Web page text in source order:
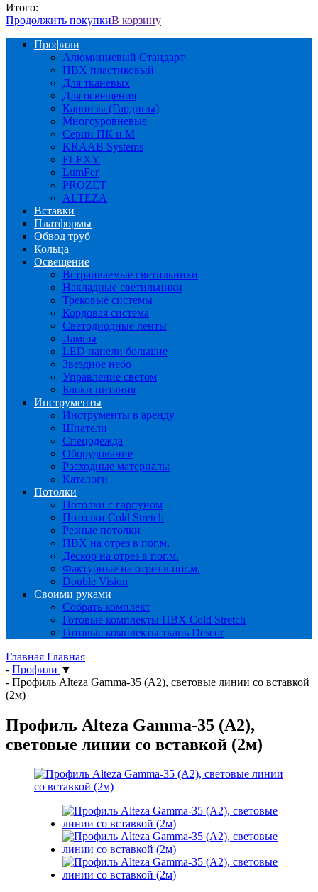
Итого:
Продолжить покупкиВ корзину
Профили
Алюминиевый Стандарт
ПВХ пластиковый
Для тканевых
Для освещения
Карнизы (Гардины)
Многоуровневые
Серии ПК и М
KRAAB Systems
FLEXY
LumFer
PROZET
ALTEZA
Вставки
Платформы
Обвод труб
Кольца
Освещение
Встраиваемые светильники
Накладные светильники
Трековые системы
Кордовая система
Светодиодные ленты
Лампы
LED панели большие
Звездное небо
Управление светом
Блоки питания
Инструменты
Инструменты в аренду
Шпатели
Спецодежда
Оборудование
Расходные материалы
Каталоги
Потолки
Потолки с гарпуном
Потолки Cold Stretch
Резные потолки
ПВХ на отрез в пог.м.
Дескор на отрез в пог.м.
Фактурные на отрез в пог.м.
Double Vision
Своими руками
Собрать комплект
Готовые комплекты ПВХ Cold Stretch
Готовые комплекты ткань Descor
Главная Главная
- Профили ▼
- Профиль Alteza Gamma-35 (А2), световые линии со вставкой
(2м)
Профиль Alteza Gamma-35 (А2),
световые линии со вставкой (2м)